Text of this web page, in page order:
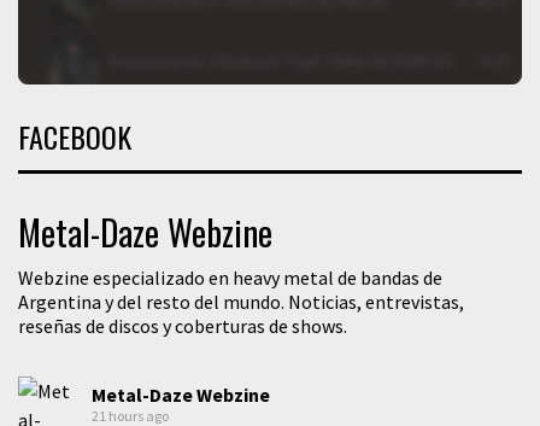
FACEBOOK
Metal-Daze Webzine
Webzine especializado en heavy metal de bandas de
Argentina y del resto del mundo. Noticias, entrevistas,
reseñas de discos y coberturas de shows.
Metal-Daze Webzine
21 hours ago